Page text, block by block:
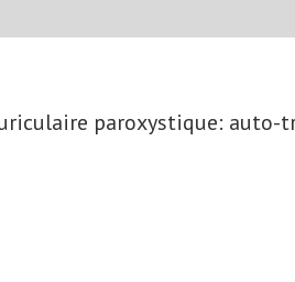
paroxystique: auto-